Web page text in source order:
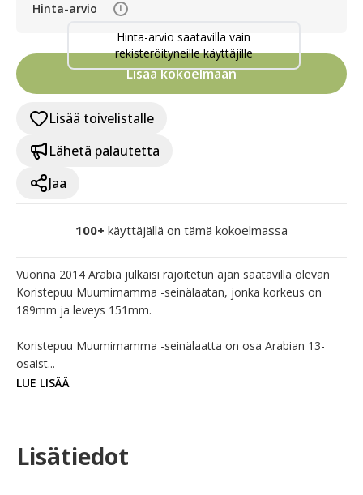
Hinta-arvio i
Hinta-arvio saatavilla vain
rekisteröityneille käyttäjille
Lisää kokoelmaan
Lisää toivelistalle
Lähetä palautetta
Jaa
100+ käyttäjällä on tämä kokoelmassa
Vuonna 2014 Arabia julkaisi rajoitetun ajan saatavilla olevan
Koristepuu Muumimamma -seinälaatan, jonka korkeus on
189mm ja leveys 151mm.
Koristepuu Muumimamma -seinälaatta on osa Arabian 13-
osaist...
LUE LISÄÄ
Lisätiedot